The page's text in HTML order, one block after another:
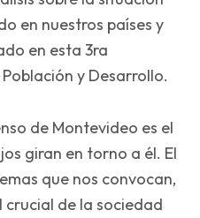
en nuestros países y
en esta 3ra
y Desarrollo.
de Montevideo es el
giran en torno a él. El
que nos convocan,
crucial de la sociedad